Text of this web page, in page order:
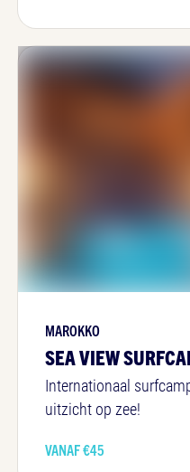
MAROKKO
SEA VIEW
Internationaal
uitzicht op zee!
VANAF €45